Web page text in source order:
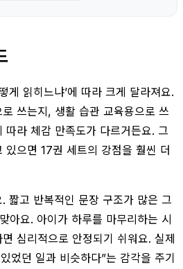
게 읽히느냐’에 따라 크게 달라져요.
쓰는지, 생활 습관 교육용으로 쓰
따라 체감 만족도가 다르거든요. 그
있으면 17권 세트의 강점을 훨씬 더
짧고 반복적인 문장 구조가 많은 그
아요. 아이가 하루를 마무리하는 시
심리적으로 안정되기 쉬워요. 실제
었던 일과 비슷하다”는 감각을 주기